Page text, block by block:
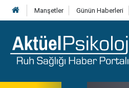
Manşetler Günün Haberleri